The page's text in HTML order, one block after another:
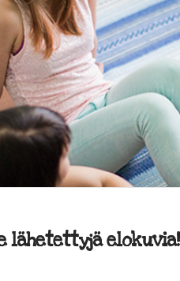
lähetettyjä elokuvia!